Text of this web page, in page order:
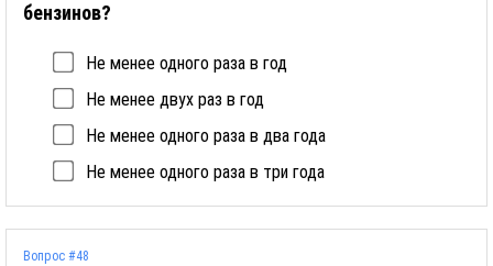
бензинов?
Не менее одного раза в год
Не менее двух раз в год
Не менее одного раза в два года
Не менее одного раза в три года
Вопрос #48